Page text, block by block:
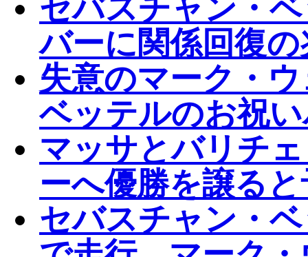
セバスチャン・
バーに関係回復の
失意のマーク・
ベッテルのお祝
マッサとバリチ
ーへ優勝を譲る
セバスチャン・